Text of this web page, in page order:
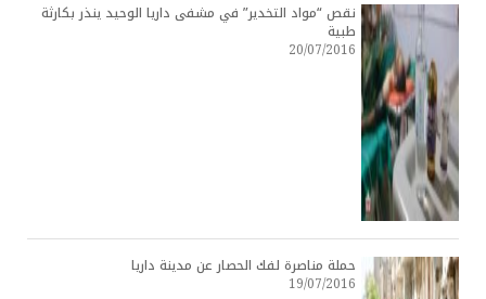
نقص “مواد التخدير” في مشفى داريا الوحيد ينذر بكارثة
طبية
20/07/2016
حملة مناصرة لفك الحصار عن مدينة داريا
19/07/2016